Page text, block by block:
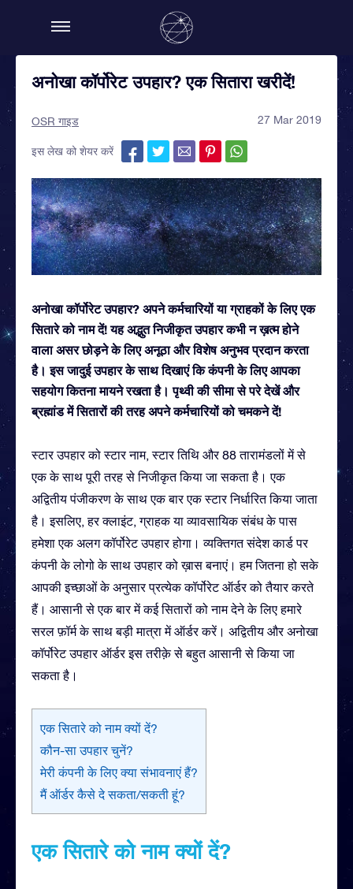
अनोखा कॉर्पोरेट उपहार? एक सितारा खरीदें!
OSR गाइड 27 Mar 2019
इस लेख को शेयर करें
अनोखा कॉर्पोरेट उपहार? अपने कर्मचारियों या ग्राहकों के लिए एक
सितारे को नाम दें! यह अद्भुत निजीकृत उपहार कभी न ख़त्म होने
वाला असर छोड़ने के लिए अनूठा और विशेष अनुभव प्रदान करता
है। इस जादुई उपहार के साथ दिखाएं कि कंपनी के लिए आपका
सहयोग कितना मायने रखता है। पृथ्वी की सीमा से परे देखें और
ब्रह्मांड में सितारों की तरह अपने कर्मचारियों को चमकने दें!
स्टार उपहार को स्टार नाम, स्टार तिथि और 88 तारामंडलों में से
एक के साथ पूरी तरह से निजीकृत किया जा सकता है। एक
अद्वितीय पंजीकरण के साथ एक बार एक स्टार निर्धारित किया जाता
है। इसलिए, हर क्लाइंट, ग्राहक या व्यावसायिक संबंध के पास
हमेशा एक अलग कॉर्पोरेट उपहार होगा। व्यक्तिगत संदेश कार्ड पर
कंपनी के लोगो के साथ उपहार को ख़ास बनाएं। हम जितना हो सके
आपकी इच्छाओं के अनुसार प्रत्येक कॉर्पोरेट ऑर्डर को तैयार करते
हैं। आसानी से एक बार में कई सितारों को नाम देने के लिए हमारे
सरल फ़ॉर्म के साथ बड़ी मात्रा में ऑर्डर करें। अद्वितीय और अनोखा
कॉर्पोरेट उपहार ऑर्डर इस तरीक़े से बहुत आसानी से किया जा
सकता है।
एक सितारे को नाम क्यों दें?
कौन-सा उपहार चुनें?
मेरी कंपनी के लिए क्या संभावनाएं हैं?
मैं ऑर्डर कैसे दे सकता/सकती हूं?
एक सितारे को नाम क्यों दें?